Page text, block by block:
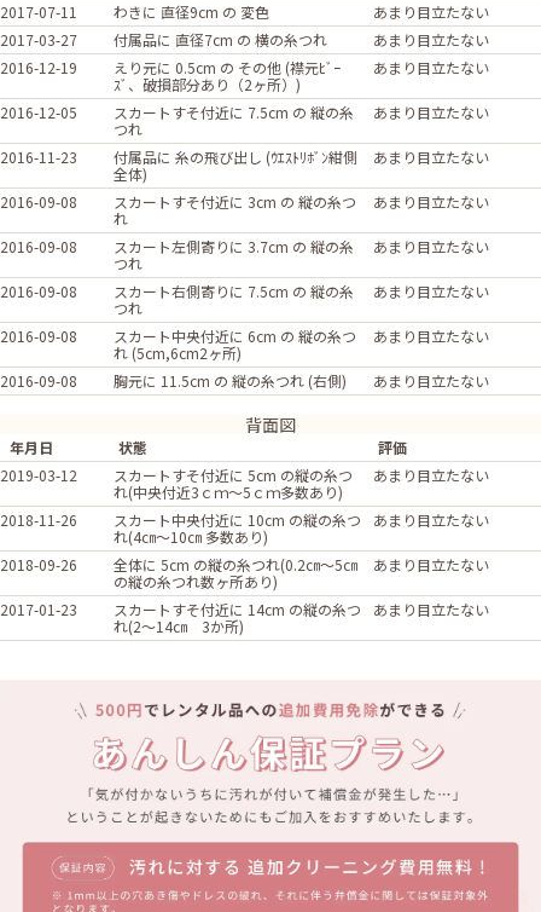
2017-07-11 わきに 直径9cm の 変色
あまり目立たない
2017-03-27
付属品に 直径7cm の 横の糸つれ
あまり目立たない
2016-12-19
えり元に 0.5cm の その他 (襟元ﾋﾞｰ
ｽﾞ、破損部分あり（2ヶ所）)
あまり目立たない
2016-12-05
スカートすそ付近に 7.5cm の 縦の糸
つれ
あまり目立たない
2016-11-23
付属品に 糸の飛び出し (ｳｴｽﾄﾘﾎﾞﾝ紺側
全体)
あまり目立たない
2016-09-08
スカートすそ付近に 3cm の 縦の糸つ
れ
あまり目立たない
2016-09-08
スカート左側寄りに 3.7cm の 縦の糸
つれ
あまり目立たない
2016-09-08
スカート右側寄りに 7.5cm の 縦の糸
つれ
あまり目立たない
2016-09-08
スカート中央付近に 6cm の 縦の糸つ
れ (5cm,6cm2ヶ所)
あまり目立たない
2016-09-08 胸元に 11.5cm の 縦の糸つれ (右側) あまり目立たない
背面図
年月日 状態
評価
2019-03-12
スカートすそ付近に 5cm の縦の糸つ
れ(中央付近3ｃｍ～5ｃｍ多数あり)
あまり目立たない
2018-11-26
スカート中央付近に 10cm の縦の糸つ
れ(4㎝～10㎝ 多数あり)
あまり目立たない
2018-09-26
全体に 5cm の縦の糸つれ(0.2㎝～5㎝
の縦の糸つれ数ヶ所あり)
あまり目立たない
2017-01-23
スカートすそ付近に 14cm の縦の糸つ
れ(2～14㎝ 3か所)
あまり目立たない